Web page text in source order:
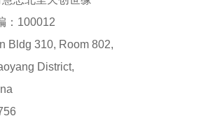
：100012
Bldg 310, Room 802,
District,